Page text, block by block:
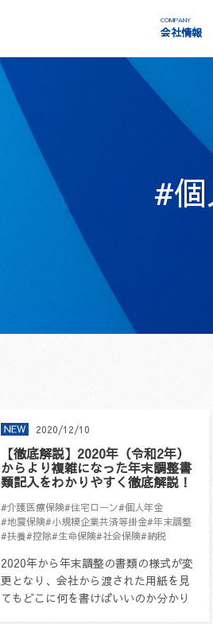
COMPANY
会社情報
#
2020/12/10
【徹底解説】2020年（令和2年）
からより複雑になった年末調整書
類記入をわかりやすく徹底解説！
#介護医療保険#住宅ローン#個人年金
#地震保険#小規模企業共済等掛金#年末調整
#扶養#控除#生命保険#社会保険#納税
2020年から年末調整の書類の様式が変
更となり、会社から渡された用紙を見
てもどこに何を書けばいいのか分かり